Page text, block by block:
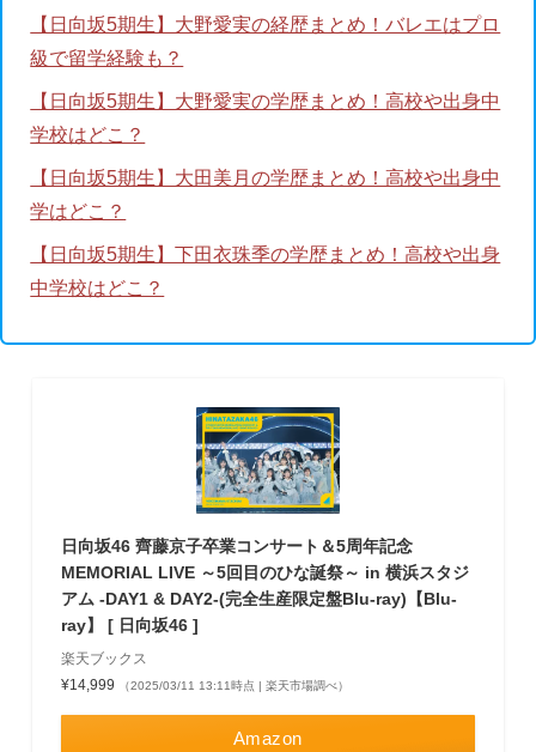
【日向坂5期生】大野愛実の経歴まとめ！バレエはプロ
級で留学経験も？
【日向坂5期生】大野愛実の学歴まとめ！高校や出身中
学校はどこ？
【日向坂5期生】大田美月の学歴まとめ！高校や出身中
学はどこ？
【日向坂5期生】下田衣珠季の学歴まとめ！高校や出身
中学校はどこ？
日向坂46 齊藤京子卒業コンサート＆5周年記念
MEMORIAL LIVE ～5回目のひな誕祭～ in 横浜スタジ
アム -DAY1 & DAY2-(完全生産限定盤Blu-ray)【Blu-
ray】 [ 日向坂46 ]
楽天ブックス
¥14,999
（2025/03/11 13:11時点 | 楽天市場調べ）
Amazon